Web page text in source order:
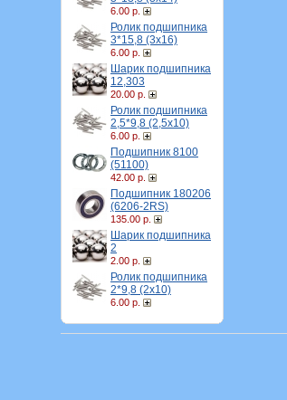
6.00 р.
Ролик подшипника
3*15,8 (3х16)
6.00 р.
Шарик подшипника
12,303
20.00 р.
Ролик подшипника
2,5*9,8 (2,5х10)
6.00 р.
Подшипник 8100
(51100)
42.00 р.
Подшипник 180206
(6206-2RS)
135.00 р.
Шарик подшипника
2
2.00 р.
Ролик подшипника
2*9,8 (2х10)
6.00 р.